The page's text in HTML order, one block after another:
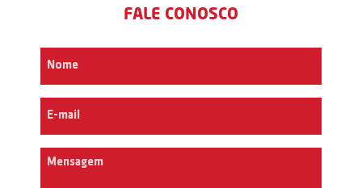
FALE CONOSCO